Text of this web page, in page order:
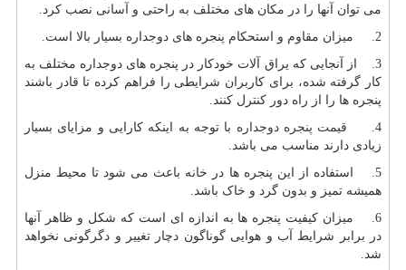
می توان آنها را در مکان های مختلف به راحتی و آسانی نصب کرد.
2. میزان مقاوم و استحکام پنجره های دوجداره بسیار بالا است.
3. از آنجایی که یراق آلات خودکار در پنجره های دوجداره مختلف به
کار گرفته شده، برای کاربران شرایطی را فراهم کرده تا قادر باشند
پنجره ها را از راه دور کنترل کنند.
4.
قیمت پنجره دوجداره با توجه به اینکه کارایی و مزایای بسیار
زیادی دارند مناسب می باشد.
5. استفاده از این پنجره ها در خانه باعث می شود تا محیط منزل
همیشه تمیز و بدون گرد و خاک باشد.
6. میزان کیفیت پنجره ها به اندازه ای است که شکل و ظاهر آنها
در برابر شرایط آب و هوایی گوناگون دچار تغییر و دگرگونی نخواهد
شد.